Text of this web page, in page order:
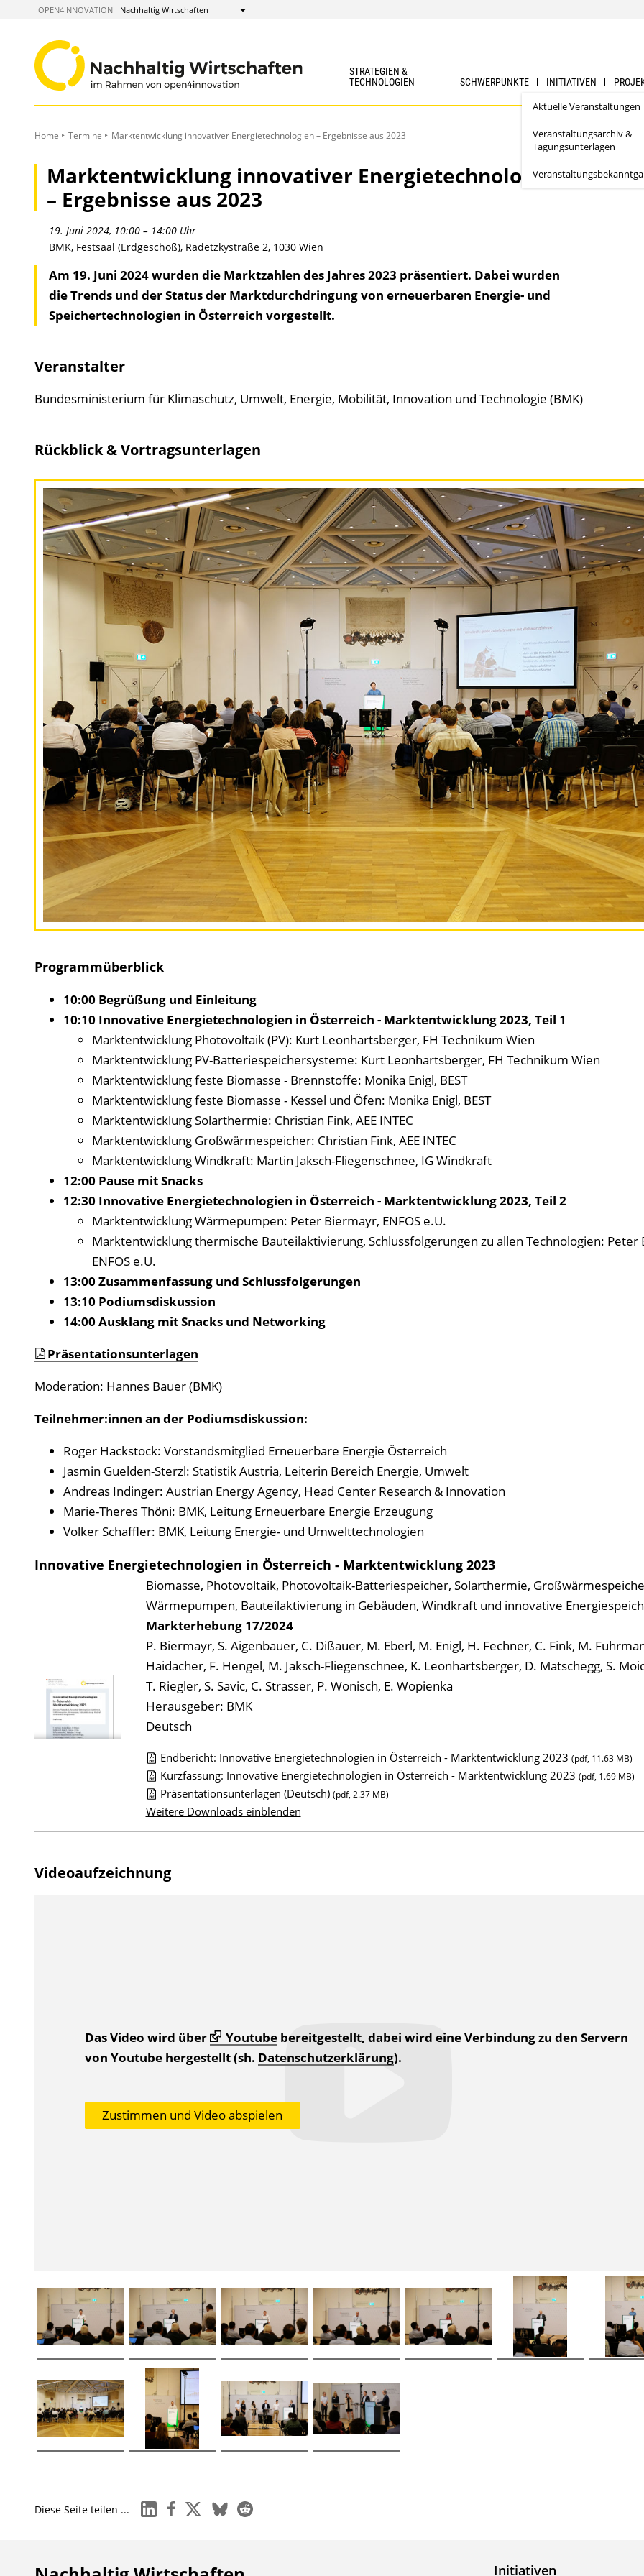
OPEN4INNOVATION Nachhaltig Wirtschaften
Anzeigen
STRATEGIEN &
TECHNOLOGIEN
SCHWERPUNKTE INITIATIVEN
Aktuelle Veranstaltungen
Veranstaltungsarchiv &
Tagungsunterlagen
Home Termine Marktentwicklung innovativer Energietechnologien – Ergebnisse aus 2023
Marktentwicklung innovativer Energietechnologien
– Ergebnisse aus 2023
19. Juni 2024, 10:00 – 14:00 Uhr
BMK, Festsaal (Erdgeschoß), Radetzkystraße 2, 1030 Wien
Am 19. Juni 2024 wurden die Marktzahlen des Jahres 2023 präsentiert. Dabei wurden
die Trends und der Status der Marktdurchdringung von erneuerbaren Energie- und
Speichertechnologien in Österreich vorgestellt.
Veranstalter
Bundesministerium für Klimaschutz, Umwelt, Energie, Mobilität, Innovation und Technologie (BMK)
Rückblick & Vortragsunterlagen
Programmüberblick
10:00 Begrüßung und Einleitung
10:10 Innovative Energietechnologien in Österreich - Marktentwicklung 2023, Teil 1
Marktentwicklung Photovoltaik (PV): Kurt Leonhartsberger, FH Technikum Wien
Marktentwicklung PV-Batteriespeichersysteme: Kurt Leonhartsberger, FH Technikum Wien
Marktentwicklung feste Biomasse - Brennstoffe: Monika Enigl, BEST
Marktentwicklung feste Biomasse - Kessel und Öfen: Monika Enigl, BEST
Marktentwicklung Solarthermie: Christian Fink, AEE INTEC
Marktentwicklung Großwärmespeicher: Christian Fink, AEE INTEC
Marktentwicklung Windkraft: Martin Jaksch-Fliegenschnee, IG Windkraft
12:00 Pause mit Snacks
12:30 Innovative Energietechnologien in Österreich - Marktentwicklung 2023, Teil 2
Marktentwicklung Wärmepumpen: Peter Biermayr, ENFOS e.U.
Marktentwicklung thermische Bauteilaktivierung, Schlussfolgerungen zu allen Technologien: Peter
ENFOS e.U.
13:00 Zusammenfassung und Schlussfolgerungen
13:10 Podiumsdiskussion
14:00 Ausklang mit Snacks und Networking
Präsentationsunterlagen
Moderation: Hannes Bauer (BMK)
Teilnehmer:innen an der Podiumsdiskussion:
Roger Hackstock: Vorstandsmitglied Erneuerbare Energie Österreich
Jasmin Guelden-Sterzl: Statistik Austria, Leiterin Bereich Energie, Umwelt
Andreas Indinger: Austrian Energy Agency, Head Center Research & Innovation
Marie-Theres Thöni: BMK, Leitung Erneuerbare Energie Erzeugung
Volker Schaffler: BMK, Leitung Energie- und Umwelttechnologien
Innovative Energietechnologien in Österreich - Marktentwicklung 2023
Biomasse, Photovoltaik, Photovoltaik-Batteriespeicher, Solarthermie,
Wärmepumpen, Bauteilaktivierung in Gebäuden, Windkraft und innovative
Markterhebung 17/2024
P. Biermayr, S. Aigenbauer, C. Dißauer, M. Eberl, M. Enigl, H. Fechner, C. Fink, M.
Haidacher, F. Hengel, M. Jaksch-Fliegenschnee, K. Leonhartsberger, D. Matschegg, S.
T. Riegler, S. Savic, C. Strasser, P. Wonisch, E. Wopienka
Herausgeber: BMK
Deutsch
D
o
w
n
o
u
b
k
Endbericht: Innovative Energietechnologien in Österreich - Marktentwicklung 2023 (pdf, 11.63 MB)
Kurzfassung: Innovative Energietechnologien in Österreich - Marktentwicklung 2023 (pdf, 1.69 MB)
Präsentationsunterlagen (Deutsch) (pdf, 2.37 MB)
Weitere Downloads einblenden
Videoaufzeichnung
Das Video wird über Youtubebereitgestellt, dabei wird eine Verbindung zu den Servern
von Youtube hergestellt (sh. Datenschutzerklärung).
Zustimmen und Video abspielen
Diese Seite teilen ... linkedinfacebook
x blueskyreddit
Initiativen